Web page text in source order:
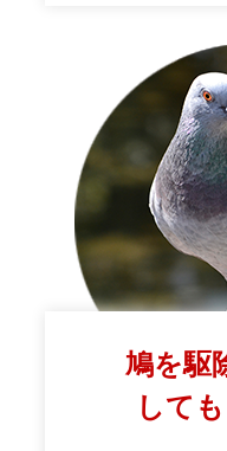
鳩を駆
して